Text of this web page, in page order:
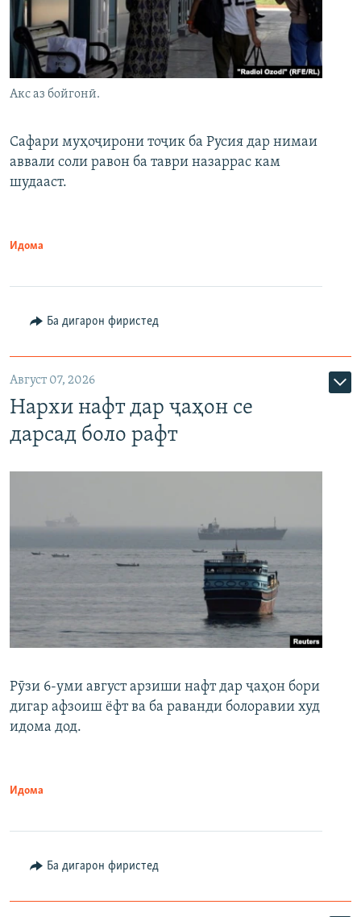
Акс аз бойгонӣ.
Сафари муҳоҷирони тоҷик ба Русия дар нимаи
аввали соли равон ба таври назаррас кам
шудааст.
Идома
Ба дигарон фиристед
Август 07, 2026
Нархи нафт дар ҷаҳон се
дарсад боло рафт
Рӯзи 6-уми август арзиши нафт дар ҷаҳон бори
дигар афзоиш ёфт ва ба раванди болоравии худ
идома дод.
Идома
Ба дигарон фиристед